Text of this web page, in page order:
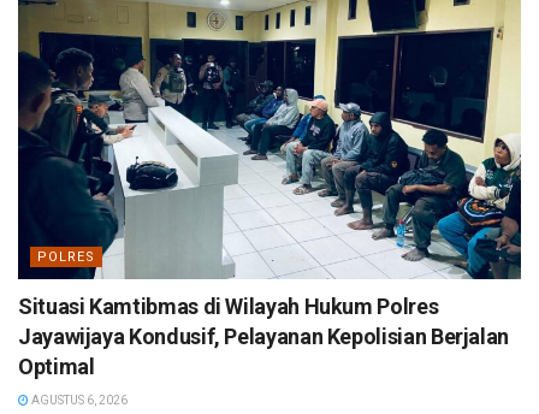
POLRES
Situasi Kamtibmas di Wilayah Hukum Polres
Jayawijaya Kondusif, Pelayanan Kepolisian Berjalan
Optimal
AGUSTUS 6, 2026